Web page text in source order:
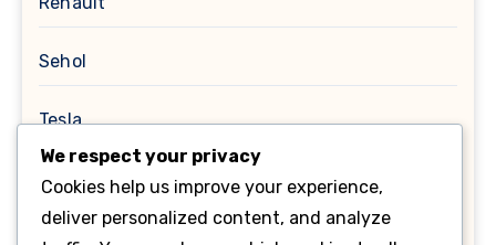
Sehol
Tesla
Toyota
Помилки OBD
We respect your privacy
Cookies help us improve your experience,
deliver personalized content, and analyze